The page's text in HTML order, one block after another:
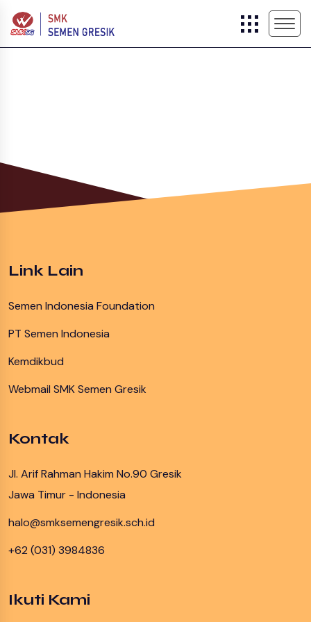
Link Lain
Semen Indonesia Foundation
PT Semen Indonesia
Kemdikbud
Webmail SMK Semen Gresik
Kontak
Jl. Arif Rahman Hakim No.90 Gresik
Jawa Timur - Indonesia
halo@smksemengresik.sch.id
+62 (031) 3984836
Ikuti Kami